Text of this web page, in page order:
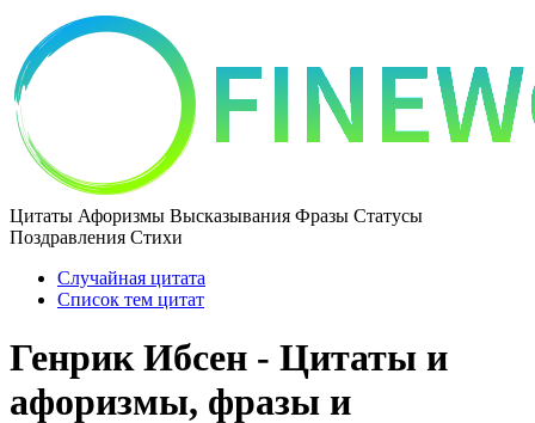
Цитаты Афоризмы Высказывания Фразы Статусы
Поздравления Стихи
Случайная цитата
Список тем цитат
Генрик Ибсен - Цитаты и
афоризмы, фразы и